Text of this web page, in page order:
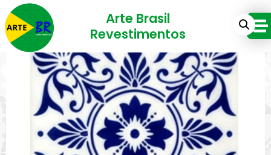
Arte Brasil
Revestimentos